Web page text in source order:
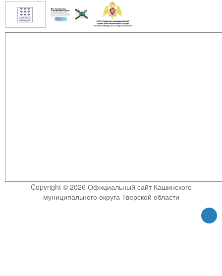
Copyright © 2026 Официальный сайт Кашинского
муниципального округа Тверской области